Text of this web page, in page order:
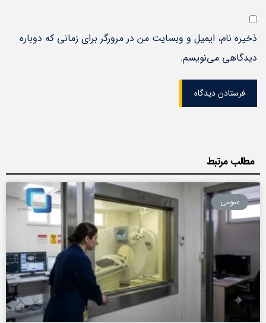
ذخیره نام، ایمیل و وبسایت من در مرورگر برای زمانی که دوباره
دیدگاهی می‌نویسم.
فرستادن دیدگاه
مطالب مرتبط
عمومی